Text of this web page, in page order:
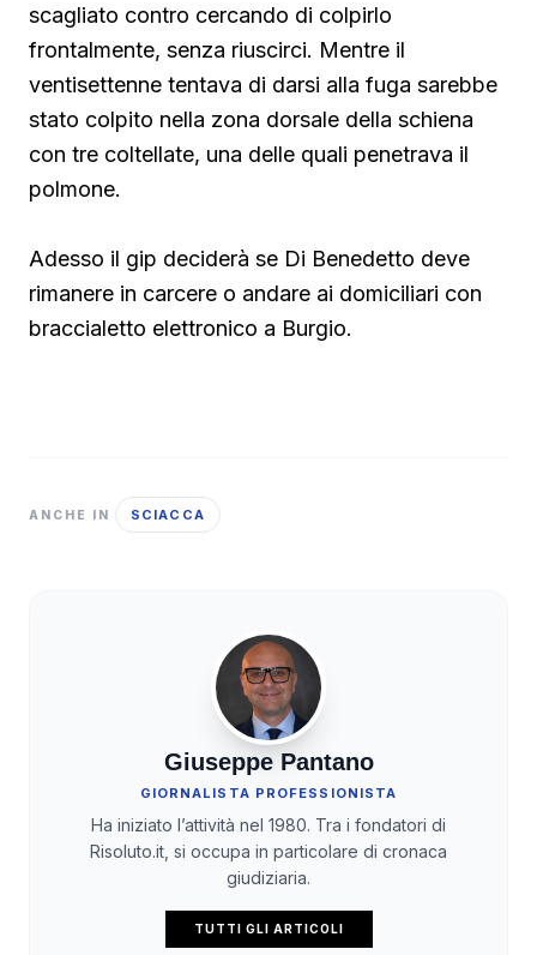
scagliato contro cercando di colpirlo
frontalmente, senza riuscirci. Mentre il
ventisettenne tentava di darsi alla fuga sarebbe
stato colpito nella zona dorsale della schiena
con tre coltellate, una delle quali penetrava il
polmone.
Adesso il gip deciderà se Di Benedetto deve
rimanere in carcere o andare ai domiciliari con
braccialetto elettronico a Burgio.
ANCHE IN SCIACCA
Giuseppe Pantano
GIORNALISTA PROFESSIONISTA
Ha iniziato l’attività nel 1980. Tra i fondatori di
Risoluto.it, si occupa in particolare di cronaca
giudiziaria.
TUTTI GLI ARTICOLI